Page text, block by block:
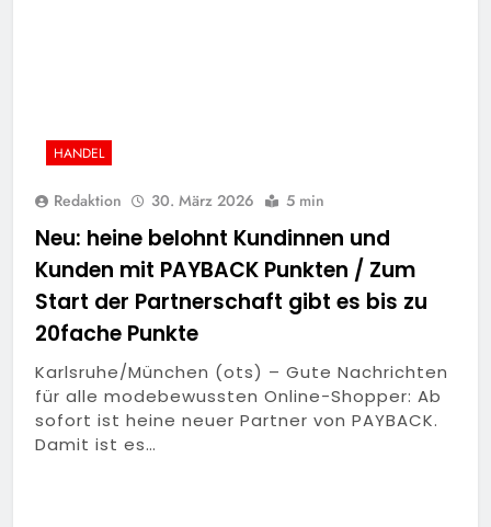
HANDEL
Redaktion 30. März 2026 5 min
Neu: heine belohnt Kundinnen und
Kunden mit PAYBACK Punkten / Zum
Start der Partnerschaft gibt es bis zu
20fache Punkte
Karlsruhe/München (ots) – Gute Nachrichten
für alle modebewussten Online-Shopper: Ab
sofort ist heine neuer Partner von PAYBACK.
Damit ist es…